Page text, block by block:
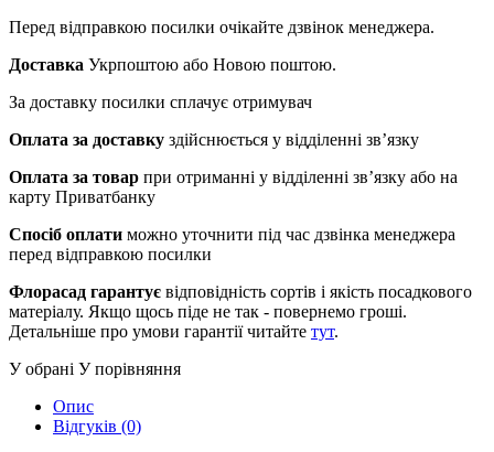
Перед відправкою посилки очікайте дзвінок менеджера.
Доставка Укрпоштою або Новою поштою.
За доставку посилки сплачує отримувач
Оплата за доставку здійснюється у відділенні зв’язку
Оплата за товар при отриманні у відділенні зв’язку або на
карту Приватбанку
Спосіб оплати можно уточнити під час дзвінка менеджера
перед відправкою посилки
Флорасад гарантує відповідність сортів і якість посадкового
матеріалу. Якщо щось піде не так - повернемо гроші.
Детальніше про умови гарантії читайте тут.
У обрані У порівняння
Опис
Відгуків (0)